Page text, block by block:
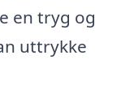
en tryg og
uttrykke